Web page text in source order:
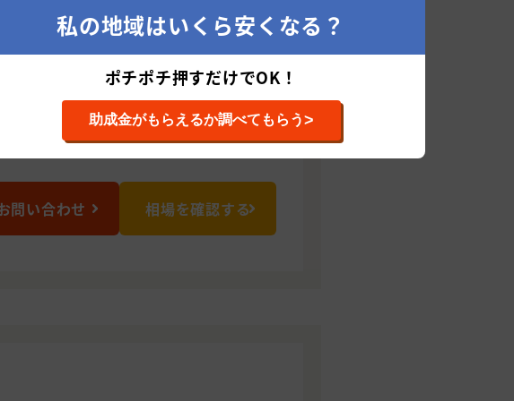
千葉県千葉市若葉区若松町942 T.Oビル
問い合わせ 相場を確認する
私の地域はいくら安くなる？
ポチポチ押すだけでOK！
助成金がもらえるか調べてもらう>